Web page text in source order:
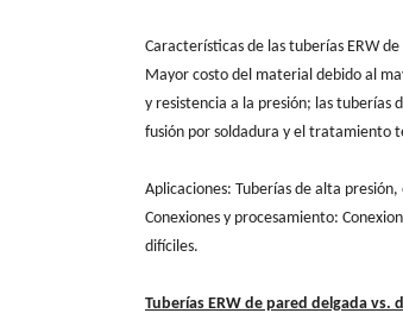
Características de las tuberías ERW
Mayor costo del material debido al
y resistencia a la presión; las
fusión por soldadura y el tratamiento
Aplicaciones: Tuberías de alta
Conexiones y procesamiento:
difíciles.
Tuberías ERW de pared delgada vs.